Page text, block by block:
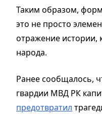
Таким образом,
это не просто
отражение истории,
народа.
Ранее сообщалось,
гвардии МВД РК
предотвратил